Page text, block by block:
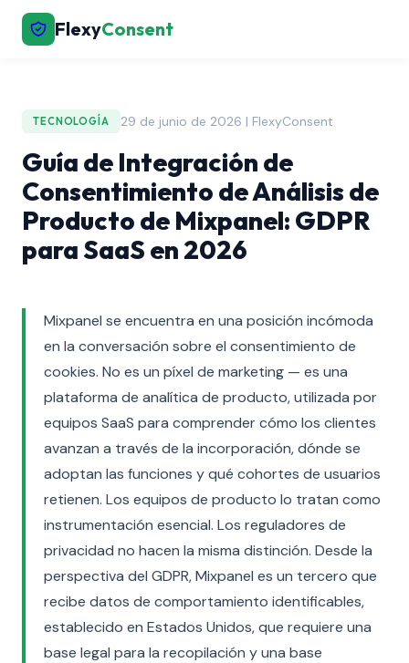
FlexyConsent
TECNOLOGÍA 29 de junio de 2026 | FlexyConsent
Guía de Integración de
Consentimiento de Análisis de
Producto de Mixpanel: GDPR
para SaaS en 2026
Mixpanel se encuentra en una posición incómoda
en la conversación sobre el consentimiento de
cookies. No es un píxel de marketing — es una
plataforma de analítica de producto, utilizada por
equipos SaaS para comprender cómo los clientes
avanzan a través de la incorporación, dónde se
adoptan las funciones y qué cohortes de usuarios
retienen. Los equipos de producto lo tratan como
instrumentación esencial. Los reguladores de
privacidad no hacen la misma distinción. Desde la
perspectiva del GDPR, Mixpanel es un tercero que
recibe datos de comportamiento identificables,
establecido en Estados Unidos, que requiere una
base legal para la recopilación y una base